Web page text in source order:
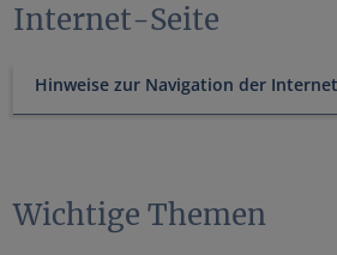
Internet-Seite
Hinweise zur Navigation der
Wichtige Themen